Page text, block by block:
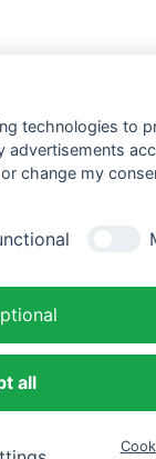
technologies to
advertisements
change my
all